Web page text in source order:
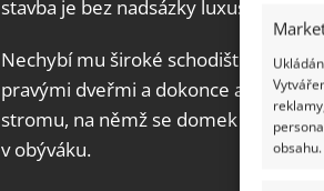
obsahu.
stavba je bez nadsázky luxusní.
Nechybí mu široké schodiště, z
pravými dveřmi a dokonce
stromu, na němž se domek nachází,
v obýváku.